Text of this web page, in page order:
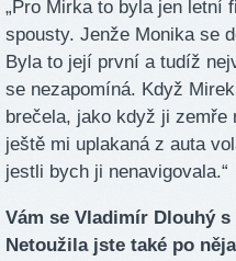
„Pro Mirka to byla jen letní
spousty. Jenže Monika se
Byla to její první a tudíž
se nezapomíná. Když
brečela, jako když ji zemře
ještě mi uplakaná z auta
jestli bych ji nenavigovala.“
Vám se Vladimír Dlouhý
Netoužila jste také po